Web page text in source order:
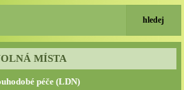
MÍSTA
péče (LDN)